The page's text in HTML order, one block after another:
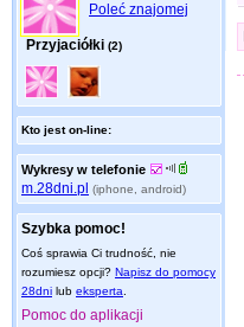
Poleć znajomej
Przyjaciółki (2)
Kto jest on-line:
Wykresy w telefonie
m.28dni.pl (iphone, android)
Szybka pomoc!
Coś sprawia Ci trudność, nie
rozumiesz opcji? Napisz do pomocy
28dni lub eksperta
Pomoc do aplikacji